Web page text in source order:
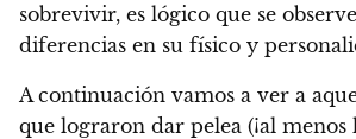
sobrevivir, es lógico que se
diferencias en su físico y
A continuación vamos a ver a
que lograron dar pelea (¡al menos